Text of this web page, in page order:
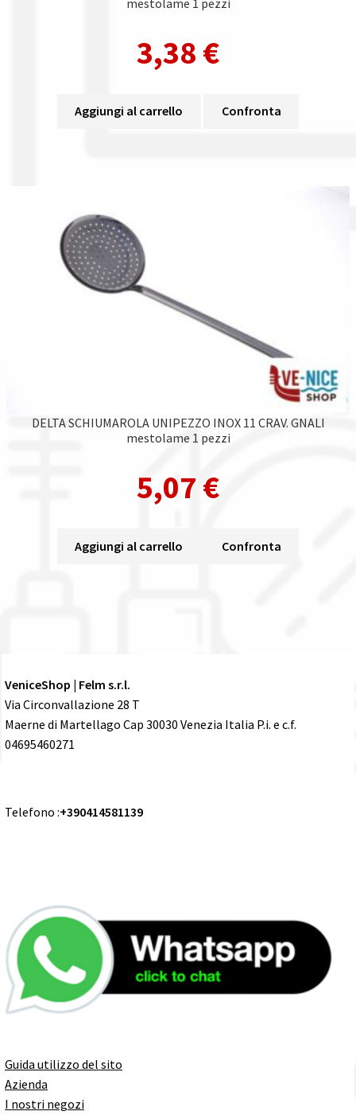
3,38 €
Aggiungi al carrello Confronta
DELTA SCHIUMAROLA UNIPEZZO INOX 11 CRAV. GNALI
mestolame 1 pezzi
5,07 €
Aggiungi al carrello Confronta
VeniceShop | Felm s.r.l.
Via Circonvallazione 28 T
Maerne di Martellago Cap 30030 Venezia Italia P.i. e c.f.
04695460271
Telefono :+390414581139
Guida utilizzo del sito
Azienda
I nostri negozi